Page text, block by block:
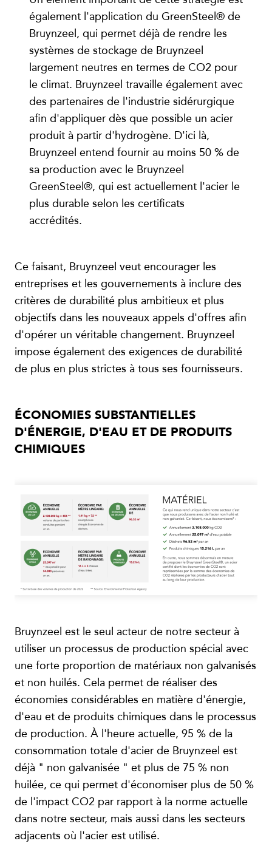
également l'application du GreenSteel® de
Bruynzeel, qui permet déjà de rendre les
systèmes de stockage de Bruynzeel
largement neutres en termes de CO2 pour
le climat. Bruynzeel travaille également avec
des partenaires de l'industrie sidérurgique
afin d'appliquer dès que possible un acier
produit à partir d'hydrogène. D'ici là,
Bruynzeel entend fournir au moins 50 % de
sa production avec le Bruynzeel
GreenSteel®, qui est actuellement l'acier le
plus durable selon les certificats
accrédités.
Ce faisant, Bruynzeel veut encourager les
entreprises et les gouvernements à inclure des
critères de durabilité plus ambitieux et plus
objectifs dans les nouveaux appels d'offres afin
d'opérer un véritable changement. Bruynzeel
impose également des exigences de durabilité
de plus en plus strictes à tous ses fournisseurs.
ÉCONOMIES SUBSTANTIELLES
D'ÉNERGIE, D'EAU ET DE PRODUITS
CHIMIQUES
Bruynzeel est le seul acteur de notre secteur à
utiliser un processus de production spécial avec
une forte proportion de matériaux non galvanisés
et non huilés. Cela permet de réaliser des
économies considérables en matière d'énergie,
d'eau et de produits chimiques dans le processus
de production. À l'heure actuelle, 95 % de la
consommation totale d'acier de Bruynzeel est
déjà " non galvanisée " et plus de 75 % non
huilée, ce qui permet d'économiser plus de 50 %
de l'impact CO2 par rapport à la norme actuelle
dans notre secteur, mais aussi dans les secteurs
adjacents où l'acier est utilisé.